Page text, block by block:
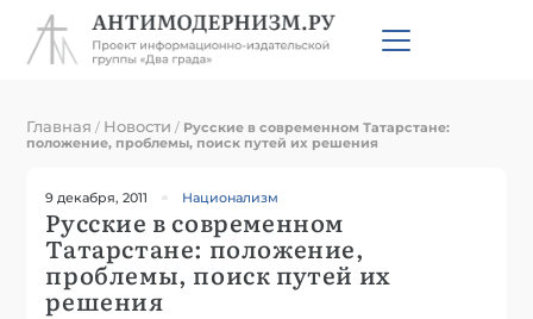
Главная / Новости / Русские в современном Татарстане:
положение, проблемы, поиск путей их решения
9 декабря, 2011 Национализм
Русские в современном
Татарстане: положение,
проблемы, поиск путей их
решения